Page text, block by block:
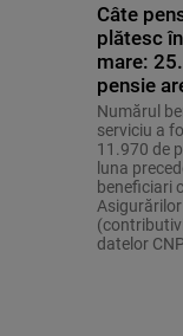
Câte
plătesc
mare:
pensie
Numărul
serviciu a
11.970 de
luna
beneficiari
Asigurărilor
datelor